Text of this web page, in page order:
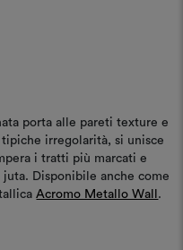
porta alle pareti texture e
irregolarità, si unisce
i tratti più marcati e
Disponibile anche come
Acromo Metallo Wall .